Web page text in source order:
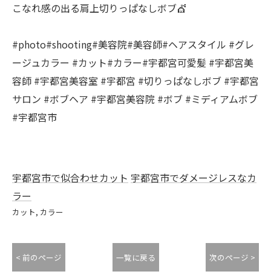
こなれ感の出る肩上切りっぱなしボブ💇
#photo#shooting#美容院#美容師#ヘアスタイル #グレ
ージュカラー #カット#カラー#宇都宮可愛髪 #宇都宮美
容師 #宇都宮美容室 #宇都宮 #切りっぱなしボブ #宇都宮
サロン #ボブヘア #宇都宮美容院 #ボブ #ミディアムボブ
#宇都宮市
宇都宮市で似合わせカット 宇都宮市でダメージレスなカ
ラー
カット カラー
< 前のページ 一覧に戻る 次のページ >